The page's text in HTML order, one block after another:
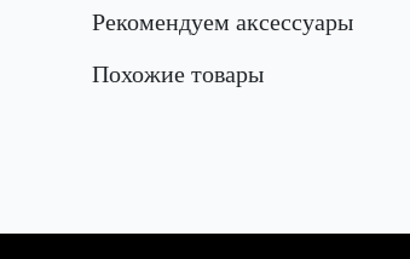
Рекомендуем аксессуары
Похожие товары